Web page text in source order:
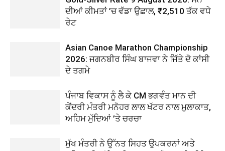
ਦੀਆਂ ਕੀਮਤਾਂ ’ਚ ਵੱਡਾ ਉਛਾਲ, ₹2,510 ਤੱਕ ਵਧੇ
ਰੇਟ
Asian Canoe Marathon Championship
2026: ਜਗਨਬੀਰ ਸਿੰਘ ਬਾਜਵਾ ਨੇ ਜਿੱਤੇ ਦੋ ਕਾਂਸੀ
ਦੇ ਤਗਮੇ
ਪੰਜਾਬ ਵਿਕਾਸ ਨੂੰ ਲੈ ਕੇ CM ਭਗਵੰਤ ਮਾਨ ਦੀ
ਕੇਂਦਰੀ ਮੰਤਰੀ ਮਨੋਹਰ ਲਾਲ ਖੱਟਰ ਨਾਲ ਮੁਲਾਕਾਤ,
ਅਹਿਮ ਮੁੱਦਿਆਂ ’ਤੇ ਚਰਚਾ
ਮੁੱਖ ਮੰਤਰੀ ਨੇ ਉੱਨਤ ਸਿਹਤ ਉਪਕਰਨਾਂ ਅਤੇ